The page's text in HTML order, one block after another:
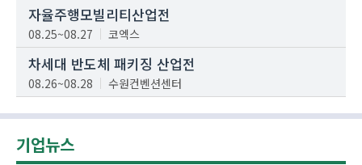
자율주행모빌리티산업전
08.25~08.27 코엑스
차세대 반도체 패키징 산업전
08.26~08.28 수원컨벤션센터
기업뉴스